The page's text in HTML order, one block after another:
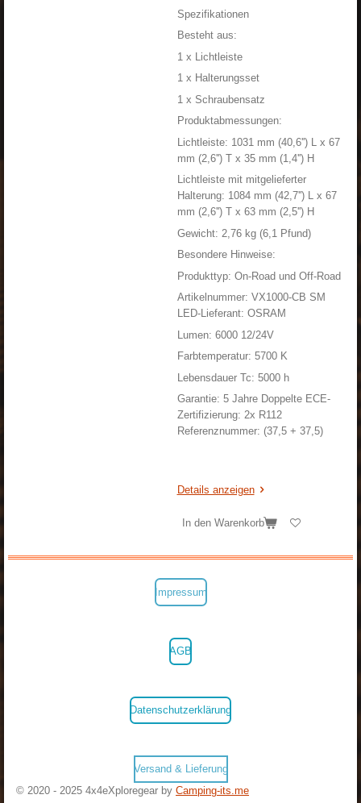
Spezifikationen
Besteht aus:
1 x Lichtleiste
1 x Halterungsset
1 x Schraubensatz
Produktabmessungen:
Lichtleiste: 1031 mm (40,6'') L x 67
mm (2,6'') T x 35 mm (1,4'') H
Lichtleiste mit mitgelieferter
Halterung: 1084 mm (42,7'') L x 67
mm (2,6'') T x 63 mm (2,5'') H
Gewicht: 2,76 kg (6,1 Pfund)
Besondere Hinweise:
Produkttyp: On-Road und Off-Road
Artikelnummer: VX1000-CB SM
LED-Lieferant: OSRAM
Lumen: 6000 12/24V
Farbtemperatur: 5700 K
Lebensdauer Tc: 5000 h
Garantie: 5 Jahre Doppelte ECE-
Zertifizierung: 2x R112
Referenznummer: (37,5 + 37,5)
Details anzeigen
In den Warenkorb
Impressum
AGB
Datenschutzerklärung
Versand & Lieferung
© 2020 - 2025 4x4eXploregear by Camping-its.me